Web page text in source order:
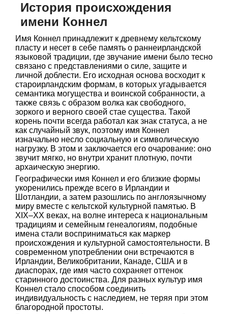
История происхождения
имени Коннел
Имя Коннел принадлежит к древнему кельтскому
пласту и несет в себе память о раннеирландской
языковой традиции, где звучание имени было тесно
связано с представлениями о силе, защите и
личной доблести. Его исходная основа восходит к
староирландским формам, в которых угадывается
семантика могущества и воинской собранности, а
также связь с образом волка как свободного,
зоркого и верного своей стае существа. Такой
корень почти всегда работал как знак статуса, а не
как случайный звук, поэтому имя Коннел
изначально несло социальную и символическую
нагрузку. В этом и заключается его очарование: оно
звучит мягко, но внутри хранит плотную, почти
архаическую энергию.
Географически имя Коннел и его близкие формы
укоренились прежде всего в Ирландии и
Шотландии, а затем разошлись по англоязычному
миру вместе с кельтской культурной памятью. В
XIX–XX веках, на волне интереса к национальным
традициям и семейным генеалогиям, подобные
имена стали восприниматься как маркер
происхождения и культурной самостоятельности. В
современном употреблении они встречаются в
Ирландии, Великобритании, Канаде, США и в
диаспорах, где имя часто сохраняет оттенок
старинного достоинства. Для разных культур имя
Коннел стало способом соединить
индивидуальность с наследием, не теряя при этом
благородной простоты.